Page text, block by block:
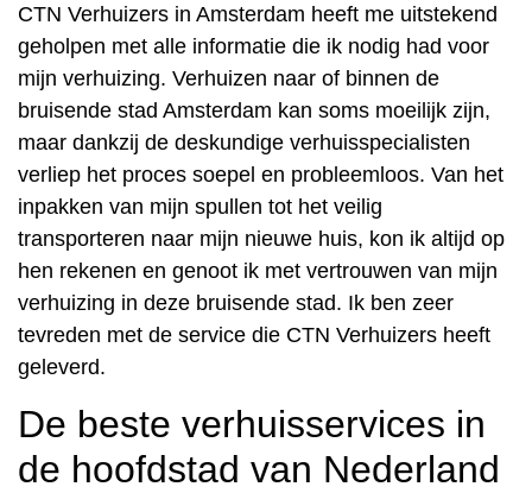
CTN Verhuizers in Amsterdam heeft me uitstekend
geholpen met alle informatie die ik nodig had voor
mijn verhuizing. Verhuizen naar of binnen de
bruisende stad Amsterdam kan soms moeilijk zijn,
maar dankzij de deskundige verhuisspecialisten
verliep het proces soepel en probleemloos. Van het
inpakken van mijn spullen tot het veilig
transporteren naar mijn nieuwe huis, kon ik altijd op
hen rekenen en genoot ik met vertrouwen van mijn
verhuizing in deze bruisende stad. Ik ben zeer
tevreden met de service die CTN Verhuizers heeft
geleverd.
De beste verhuisservices in
de hoofdstad van Nederland